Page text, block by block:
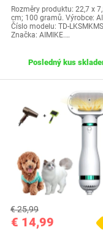
Rozměry produktu: 22,7 x
cm; 100 gramů. Výrobce:
Číslo modelu: TD-
Značka: AIMIKE.…
Posledný kus
€ 14,99
€ 25,99